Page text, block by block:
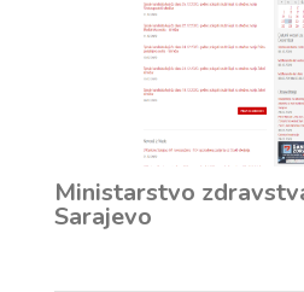
Ministarstvo
Sarajevo